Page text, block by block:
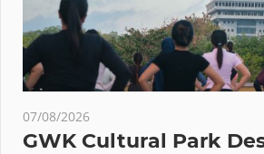
07/08/2026
GWK Cultural Park